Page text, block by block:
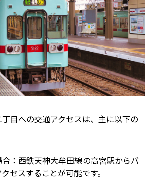
目への交通アクセスは、主に以下の
：西鉄天神大牟田線の高宮駅からバ
セスすることが可能です。